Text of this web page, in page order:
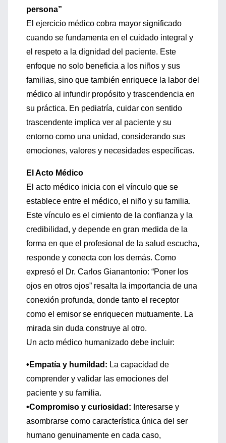
persona”
El ejercicio médico cobra mayor significado
cuando se fundamenta en el cuidado integral y
el respeto a la dignidad del paciente. Este
enfoque no solo beneficia a los niños y sus
familias, sino que también enriquece la labor del
médico al infundir propósito y trascendencia en
su práctica. En pediatría, cuidar con sentido
trascendente implica ver al paciente y su
entorno como una unidad, considerando sus
emociones, valores y necesidades específicas.
El Acto Médico
El acto médico inicia con el vínculo que se
establece entre el médico, el niño y su familia.
Este vínculo es el cimiento de la confianza y la
credibilidad, y depende en gran medida de la
forma en que el profesional de la salud escucha,
responde y conecta con los demás. Como
expresó el Dr. Carlos Gianantonio: “Poner los
ojos en otros ojos” resalta la importancia de una
conexión profunda, donde tanto el receptor
como el emisor se enriquecen mutuamente. La
mirada sin duda construye al otro.
Un acto médico humanizado debe incluir:
•Empatía y humildad: La capacidad de
comprender y validar las emociones del
paciente y su familia.
•Compromiso y curiosidad: Interesarse y
asombrarse como característica única del ser
humano genuinamente en cada caso,